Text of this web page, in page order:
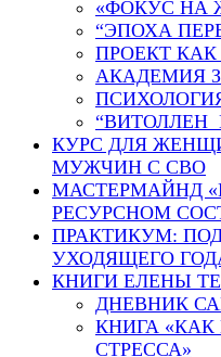
«ФОКУС НА
“ЭПОХА
ПРОЕКТ КАК
АКАДЕМИЯ
“ВИТОЛЛЕН
КУРС ДЛЯ
МУЖЧИН С СВО
МАСТЕРМАЙНД
РЕСУРСНОМ
ПРАКТИКУМ:
УХОДЯЩЕГО
КНИГИ ЕЛЕНЫ
ДНЕВНИК
КНИГА «КАК
СТРЕССА»